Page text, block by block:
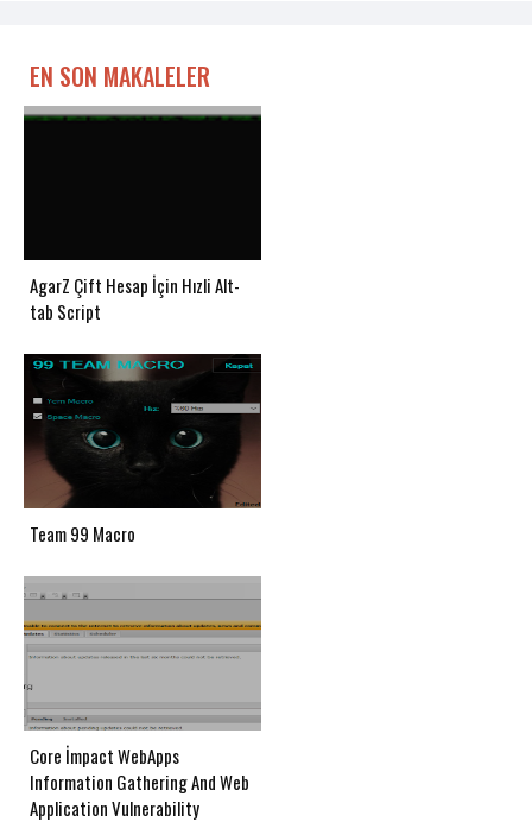
EN SON MAKALELER
AgarZ Çift Hesap İçin Hızli Alt-
tab Script
Team 99 Macro
Core İmpact WebApps
Information Gathering And Web
Application Vulnerability